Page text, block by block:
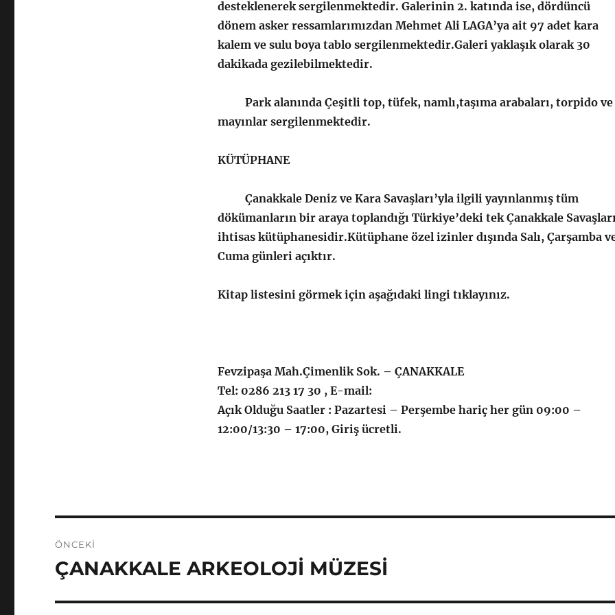
desteklenerek sergilenmektedir. Galerinin 2. katında ise, dördüncü
dönem asker ressamlarımızdan Mehmet Ali LAGA’ya ait 97 adet kara
kalem ve sulu boya tablo sergilenmektedir.Galeri yaklaşık olarak 30
dakikada gezilebilmektedir.
Park alanında Çeşitli top, tüfek, namlı,taşıma arabaları, torpido ve
mayınlar sergilenmektedir.
KÜTÜPHANE
Çanakkale Deniz ve Kara Savaşları’yla ilgili yayınlanmış tüm
dökümanların bir araya toplandığı Türkiye’deki tek Çanakkale
ihtisas kütüphanesidir.Kütüphane özel izinler dışında Salı, Çarşamba
Cuma günleri açıktır.
Kitap listesini görmek için aşağıdaki lingi tıklayınız.
Fevzipaşa Mah.Çimenlik Sok. – ÇANAKKALE
Tel: 0286 213 17 30 , E-mail:
Açık Olduğu Saatler : Pazartesi – Perşembe hariç her gün 09:00 –
12:00/13:30 – 17:00, Giriş ücretli.
gezinmesi
ÖNCEKI
Önceki
yazı:
ÇANAKKALE ARKEOLOJİ MÜZESİ